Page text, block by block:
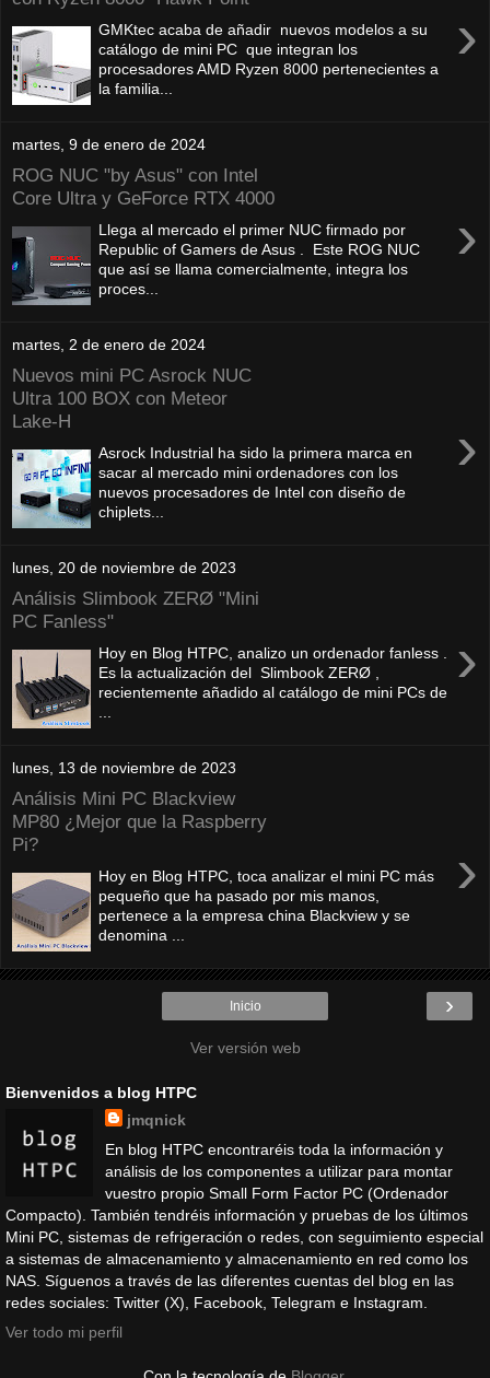
›
GMKtec acaba de añadir nuevos modelos a su
catálogo de mini PC que integran los
procesadores AMD Ryzen 8000 pertenecientes a
la familia...
martes, 9 de enero de 2024
ROG NUC "by Asus" con Intel
Core Ultra y GeForce RTX 4000
›
Llega al mercado el primer NUC firmado por
Republic of Gamers de Asus . Este ROG NUC
que así se llama comercialmente, integra los
proces...
martes, 2 de enero de 2024
Nuevos mini PC Asrock NUC
Ultra 100 BOX con Meteor
Lake-H
›
Asrock Industrial ha sido la primera marca en
sacar al mercado mini ordenadores con los
nuevos procesadores de Intel con diseño de
chiplets...
lunes, 20 de noviembre de 2023
Análisis Slimbook ZERØ "Mini
PC Fanless"
›
Hoy en Blog HTPC, analizo un ordenador fanless .
Es la actualización del Slimbook ZERØ ,
recientemente añadido al catálogo de mini PCs de
lunes, 13 de noviembre de 2023
Análisis Mini PC Blackview
MP80 ¿Mejor que la Raspberry
Pi?
›
Hoy en Blog HTPC, toca analizar el mini PC más
pequeño que ha pasado por mis manos,
pertenece a la empresa china Blackview y se
denomina ...
›
Inicio
Ver versión web
Bienvenidos a blog HTPC
jmqnick
En blog HTPC encontraréis toda la información y
análisis de los componentes a utilizar para montar
vuestro propio Small Form Factor PC (Ordenador
Compacto). También tendréis información y pruebas de los últimos
Mini PC, sistemas de refrigeración o redes, con seguimiento especial
a sistemas de almacenamiento y almacenamiento en red como los
NAS. Síguenos a través de las diferentes cuentas del blog en las
redes sociales: Twitter (X), Facebook, Telegram e Instagram.
Ver todo mi perfil